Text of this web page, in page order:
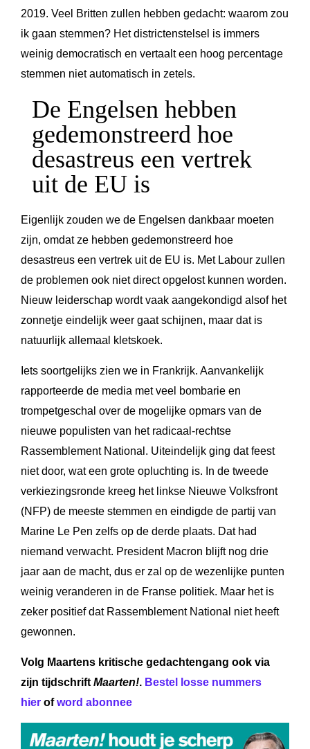
2019. Veel Britten zullen hebben gedacht: waarom zou
ik gaan stemmen? Het districtenstelsel is immers
weinig democratisch en vertaalt een hoog percentage
stemmen niet automatisch in zetels.
De Engelsen hebben
gedemonstreerd hoe
desastreus een vertrek
uit de EU is
Eigenlijk zouden we de Engelsen dankbaar moeten
zijn, omdat ze hebben gedemonstreerd hoe
desastreus een vertrek uit de EU is. Met Labour zullen
de problemen ook niet direct opgelost kunnen worden.
Nieuw leiderschap wordt vaak aangekondigd alsof het
zonnetje eindelijk weer gaat schijnen, maar dat is
natuurlijk allemaal kletskoek.
Iets soortgelijks zien we in Frankrijk. Aanvankelijk
rapporteerde de media met veel bombarie en
trompetgeschal over de mogelijke opmars van de
nieuwe populisten van het radicaal-rechtse
Rassemblement National. Uiteindelijk ging dat feest
niet door, wat een grote opluchting is. In de tweede
verkiezingsronde kreeg het linkse Nieuwe Volksfront
(NFP) de meeste stemmen en eindigde de partij van
Marine Le Pen zelfs op de derde plaats. Dat had
niemand verwacht. President Macron blijft nog drie
jaar aan de macht, dus er zal op de wezenlijke punten
weinig veranderen in de Franse politiek. Maar het is
zeker positief dat Rassemblement National niet heeft
gewonnen.
Volg Maartens kritische gedachtengang ook via
zijn tijdschrift Maarten!. Bestel losse nummers
hier ofword abonnee